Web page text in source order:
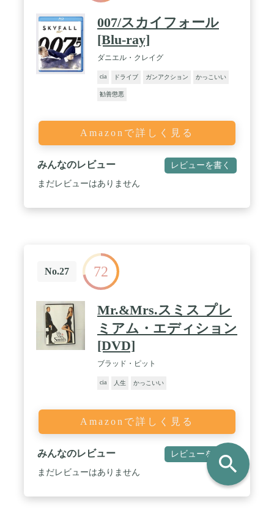
007/スカイフォール
[Blu-ray]
ダニエル・クレイグ
cia ドライブ ガンアクション かっこいい
勧善懲悪
Amazonで詳しく見る
みんなのレビュー レビューを書く
まだレビューはありません
No.27 72
Mr.&Mrs.スミス プレ
ミアム・エディション
[DVD]
ブラッド・ピット
cia 人生 かっこいい
Amazonで詳しく見る
みんなのレビュー レビューを書く
まだレビューはありません search